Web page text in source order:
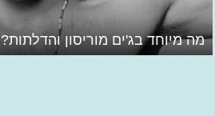
מה מיוחד בג'ים מוריסון והדלתות?